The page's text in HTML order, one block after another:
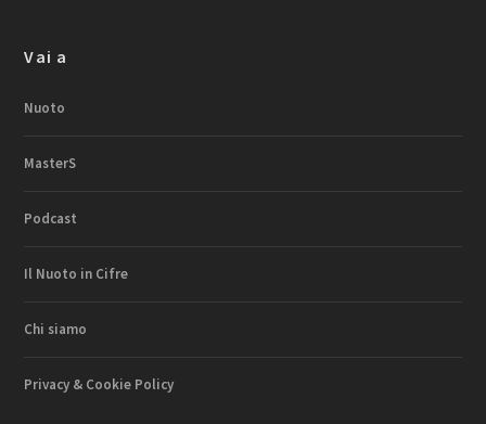
Vai a
Nuoto
MasterS
Podcast
Il Nuoto in Cifre
Chi siamo
Privacy & Cookie Policy